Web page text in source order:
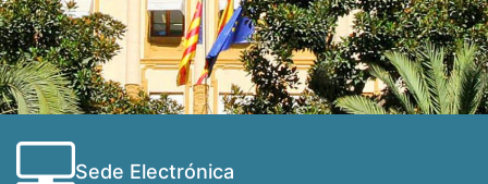
Sede Electrónica